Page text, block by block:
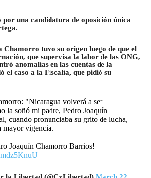
por una candidatura de oposición única
Chamorro tuvo su origen luego de que el
que supervisa la labor de las ONG,
anomalías en las cuentas de la
el caso a la Fiscalía, que pidió su
"Nicaragua volverá a ser
la soñó mi padre, Pedro Joaquín
cuando pronunciaba su grito de lucha,
mayor vigencia.
Joaquín Chamorro Barrios!